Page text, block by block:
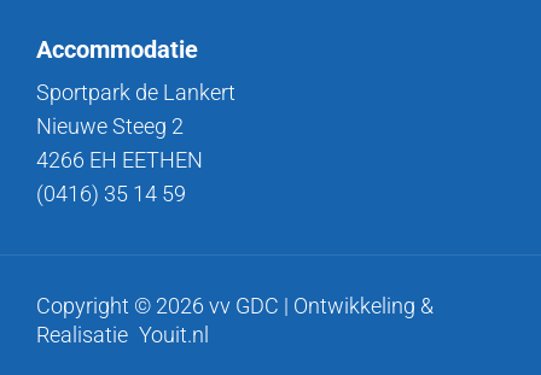
Accommodatie
Sportpark de Lankert
Nieuwe Steeg 2
4266 EH EETHEN
(0416) 35 14 59
Copyright © 2026 vv GDC | Ontwikkeling &
Realisatie Youit.nl